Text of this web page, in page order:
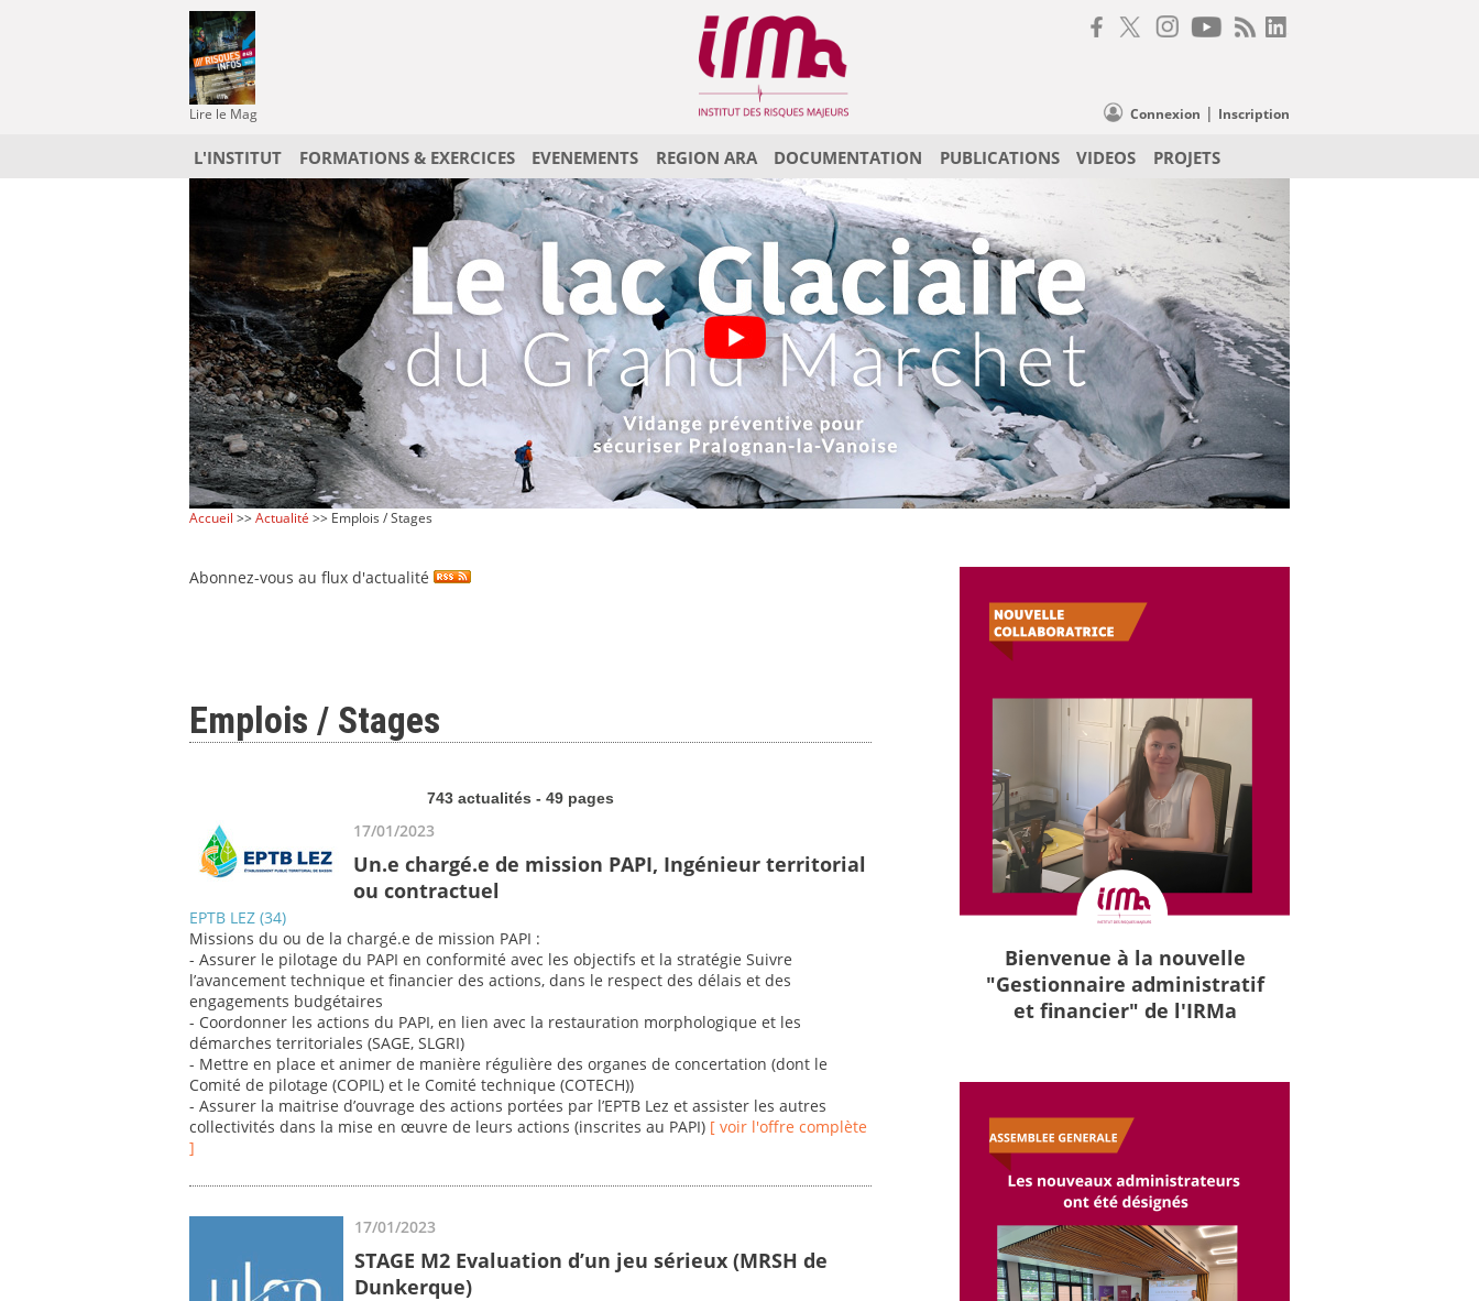
Lire le Mag Connexion | Inscription
L'INSTITUT FORMATIONS & EXERCICES EVENEMENTS REGION ARA DOCUMENTATION PUBLICATIONS VIDEOS PROJETS
Accueil >>Actualité >> Emplois / Stages
Abonnez-vous au flux d'actualité
Emplois / Stages
743 actualités - 49 pages
17/01/2023
Un.e chargé.e de mission PAPI, Ingénieur territorial
ou contractuel
EPTB LEZ (34)
Missions du ou de la chargé.e de mission PAPI :
- Assurer le pilotage du PAPI en conformité avec les objectifs et la stratégie Suivre
l’avancement technique et financier des actions, dans le respect des délais et des
engagements budgétaires
- Coordonner les actions du PAPI, en lien avec la restauration morphologique et les
démarches territoriales (SAGE, SLGRI)
- Mettre en place et animer de manière régulière des organes de concertation (dont le
Comité de pilotage (COPIL) et le Comité technique (COTECH))
- Assurer la maitrise d’ouvrage des actions portées par l’EPTB Lez et assister les autres
collectivités dans la mise en œuvre de leurs actions (inscrites au PAPI) [ voir l'offre complète
]
17/01/2023
STAGE M2 Evaluation d’un jeu sérieux (MRSH de
Dunkerque)
Bienvenue à la nouvelle
"Gestionnaire administratif
et financier" de l'IRMa